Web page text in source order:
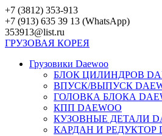
Перейти
к
контенту
+7 (3812) 353-913
+7 (913) 635 39 13 (WhatsApp)
353913@list.ru
ГРУЗОВАЯ КОРЕЯ
Грузовики Daewoo
БЛОК ЦИЛИНДРОВ
ВПУСК/ВЫПУСК
ГОЛОВКА БЛОКА
КПП DAEWOO
КУЗОВНЫЕ ДЕТАЛИ
КАРДАН И РЕДУКТОР